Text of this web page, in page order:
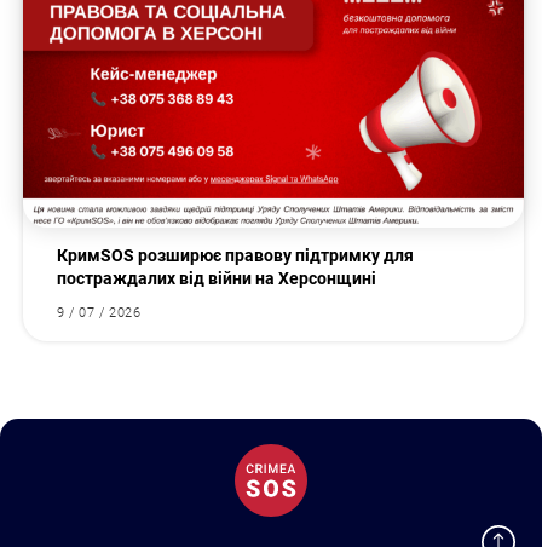
КримSOS розширює правову підтримку для
постраждалих від війни на Херсонщині
9 / 07 / 2026